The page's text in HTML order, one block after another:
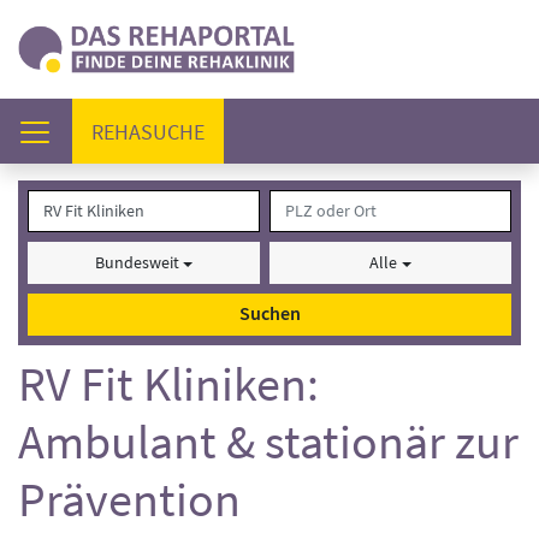
REHASUCHE(AKTUELL)
Bundesweit Alle
Suchen
RV Fit Kliniken:
Ambulant & stationär zur
Prävention